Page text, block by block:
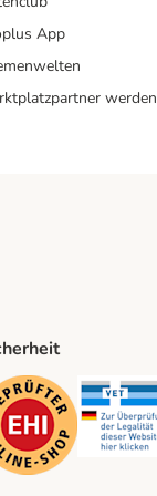
App
werden
Security